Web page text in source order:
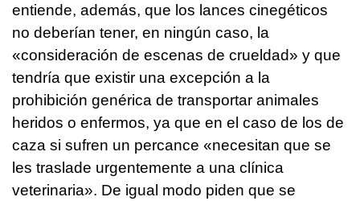
entiende, además, que los lances cinegéticos
no deberían tener, en ningún caso, la
«consideración de escenas de crueldad» y que
tendría que existir una excepción a la
prohibición genérica de transportar animales
heridos o enfermos, ya que en el caso de los de
caza si sufren un percance «necesitan que se
les traslade urgentemente a una clínica
veterinaria». De igual modo piden que se